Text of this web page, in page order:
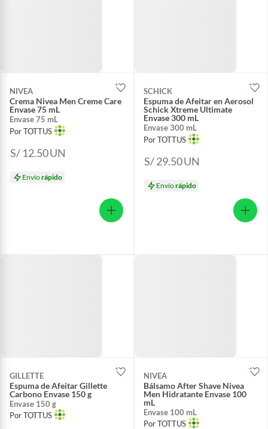
NIVEA
Crema Nivea Men Creme Care
Envase 75 mL
Envase 75 mL
Por TOTTUS
S/ 12.50UN
Envíorápido
SCHICK
Espuma de Afeitar en Aerosol
Schick Xtreme Ultimate
Envase 300 mL
Envase 300 mL
Por TOTTUS
S/ 29.50UN
Envíorápido
GILLETTE
Espuma de Afeitar Gillette
Carbono Envase 150 g
Envase 150 g
Por TOTTUS
NIVEA
Bálsamo After Shave Nivea
Men Hidratante Envase 100
mL
Envase 100 mL
Por TOTTUS